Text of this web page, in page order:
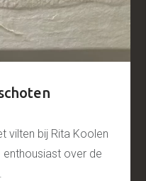
vilten bij Rita Koolen
over de